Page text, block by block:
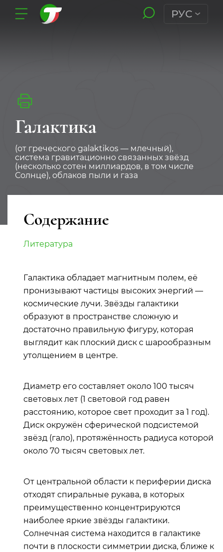
РУС
Галактика
(от греческого galaktikos — млечный),
система гравитационно связанных звёзд
(несколько сотен миллиардов, в том числе
Солнце), облаков пыли и газа
Содержание
Литература
Галактика обладает магнитным полем, её
пронизывают частицы высоких энергий —
космические лучи. Звёзды галактики
образуют в пространстве сложную и
достаточно правильную фигуру, которая
выглядит как плоский диск с шарообразным
утолщением в центре.
Диаметр его составляет около 100 тысяч
световых лет (1 световой год равен
расстоянию, которое свет проходит за 1 год).
Диск окружён сферической подсистемой
звёзд (гало), протяжённость радиуса которой
около 70 тысяч световых лет.
От центральной области к периферии диска
отходят спиральные рукава, в которых
преимущественно концентрируются
наиболее яркие звёзды галактики.
Солнечная система находится в галактике
почти в плоскости симметрии диска, ближе к